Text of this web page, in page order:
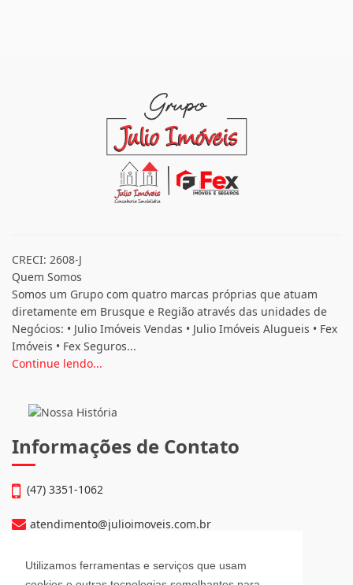
Utilizamos ferramentas e serviços que usam
CRECI: 2608-J
Quem Somos
Somos um Grupo com quatro marcas próprias que atuam
diretamente em Brusque e Região através das unidades de
Negócios: • Julio Imóveis Vendas • Julio Imóveis Alugueis • Fex
Imóveis • Fex Seguros...
Continue lendo...
Informações de Contato
(47) 3351-1062
atendimento@julioimoveis.com.br
Avenida Hugo Schlösser, 69, Jardim Maluche